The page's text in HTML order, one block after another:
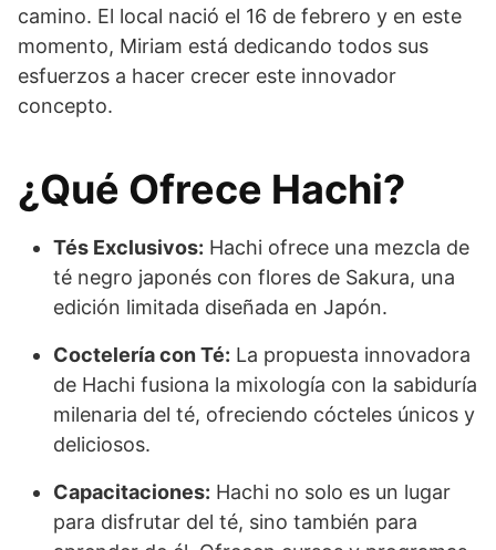
camino. El local nació el 16 de febrero y en este
momento, Miriam está dedicando todos sus
esfuerzos a hacer crecer este innovador
concepto.
¿Qué Ofrece Hachi?
Tés Exclusivos: Hachi ofrece una mezcla de
té negro japonés con flores de Sakura, una
edición limitada diseñada en Japón.
Coctelería con Té: La propuesta innovadora
de Hachi fusiona la mixología con la sabiduría
milenaria del té, ofreciendo cócteles únicos y
deliciosos.
Capacitaciones: Hachi no solo es un lugar
para disfrutar del té, sino también para